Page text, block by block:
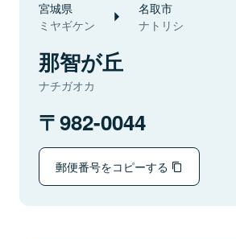
宮城県
ミヤギケン
名取市
ナトリシ
那智が丘
ナチガオカ
982-0044
郵便番号をコピーする